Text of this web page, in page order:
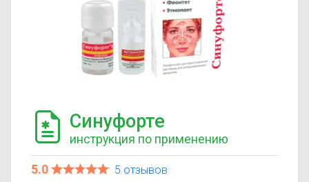
Синуфорте
инструкция по применению
5.0
5 отзывов